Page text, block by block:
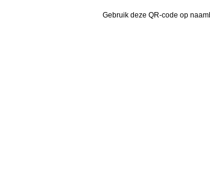
Gebruik deze QR-code op